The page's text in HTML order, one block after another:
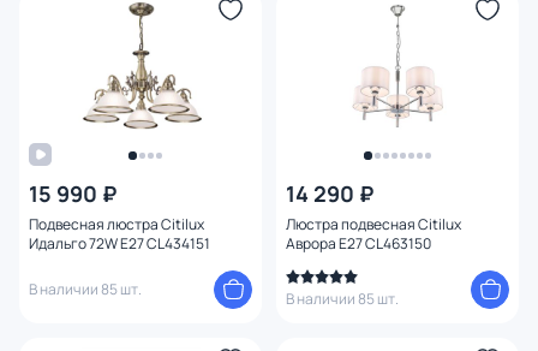
15 990 ₽
Подвесная люстра Citilux
Идальго 72W E27 CL434151
В наличии 85 шт.
14 290 ₽
Люстра подвесная Citilux
Аврора E27 CL463150
В наличии 85 шт.
1
Материал арматуры
Материал плафона
Материал